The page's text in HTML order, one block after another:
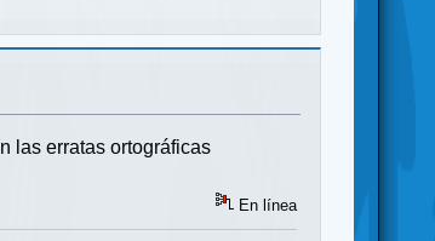
las erratas ortográficas
En línea